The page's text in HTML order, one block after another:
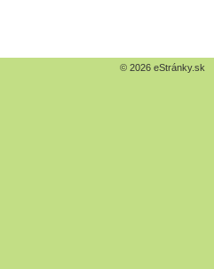
© 2026 eStránky.sk